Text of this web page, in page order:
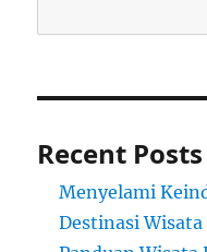
Recent Posts
Menyelami
Destinasi Wisata